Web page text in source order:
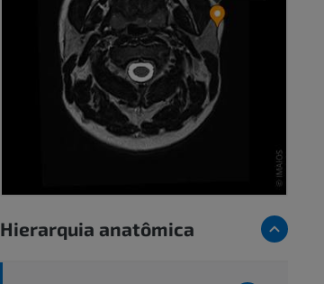
Hierarquia anatômica